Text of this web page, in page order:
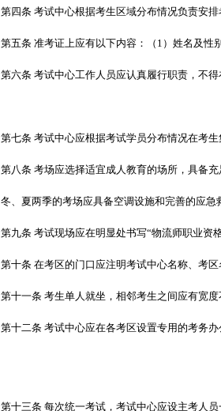
第四条 考试中心根据考生区域分布情况负责安
第五条 准考证上应有以下内容：（1）姓名及性
第六条 考试中心工作人员应认真履行职责，不
第七条 考试中心应根据考试学员分布情况在考
第八条 考场应选择适宜成人教育的场所，具备
冬、夏两季的考场应具备空调设施和完善的应急
第九条 考试现场应在明显处书写“物流师职业资
第十条 在考区的门口应注明考试中心名称、考
第十一条 考生单人就坐，相邻考生之间应有宽
第十二条 考试中心应在各考区设置专用的考务
第十三条 每次统一考试，考试中心应设主考人